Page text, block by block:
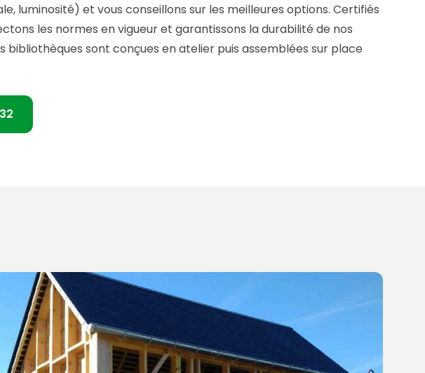
luminosité) et vous conseillons sur les meilleures options. Certifiés
les normes en vigueur et garantissons la durabilité de nos
bibliothèques sont conçues en atelier puis assemblées sur place